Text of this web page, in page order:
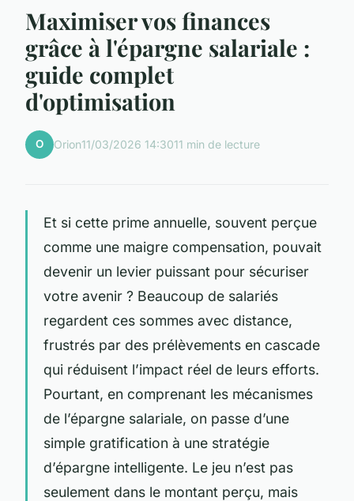
Maximiser vos finances
grâce à l'épargne salariale :
guide complet
d'optimisation
O Orion11/03/2026 14:3011 min de lecture
Et si cette prime annuelle, souvent perçue
comme une maigre compensation, pouvait
devenir un levier puissant pour sécuriser
votre avenir ? Beaucoup de salariés
regardent ces sommes avec distance,
frustrés par des prélèvements en cascade
qui réduisent l’impact réel de leurs efforts.
Pourtant, en comprenant les mécanismes
de l’épargne salariale, on passe d’une
simple gratification à une stratégie
d’épargne intelligente. Le jeu n’est pas
seulement dans le montant perçu, mais